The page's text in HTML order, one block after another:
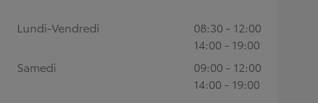
Lundi-Vendredi
08:30 - 12:00
14:00 - 19:00
Samedi
09:00 - 12:00
14:00 - 19:00